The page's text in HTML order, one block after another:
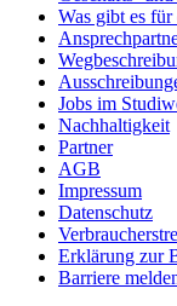
Was gibt es für
Jobs im
Nachhaltigkeit
Partner
AGB
Impressum
Datenschutz
Erklärung zur
Barriere